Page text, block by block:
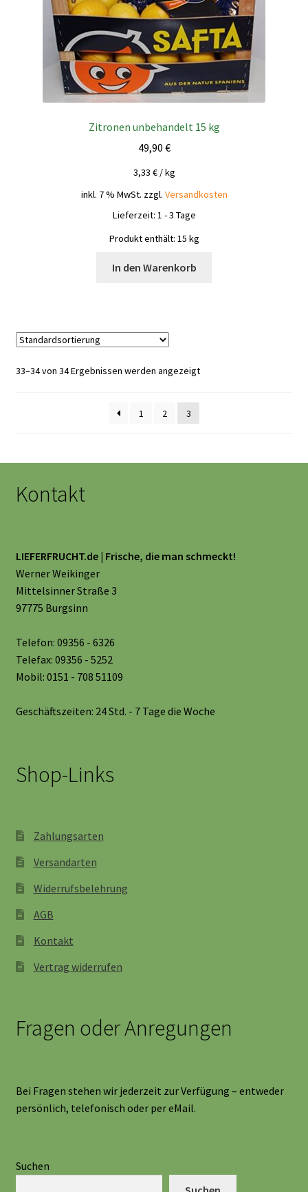
Zitronen unbehandelt 15 kg
49,90 €
3,33 €/kg
inkl. 7 % MwSt. zzgl. Versandkosten
Lieferzeit: 1 - 3 Tage
Produkt enthält: 15 kg
In den Warenkorb
33–34 von 34 Ergebnissen werden angezeigt
1 2 3
Kontakt
LIEFERFRUCHT.de | Frische, die man schmeckt!
Werner Weikinger
Mittelsinner Straße 3
97775 Burgsinn
Telefon: 09356 - 6326
Telefax: 09356 - 5252
Mobil: 0151 - 708 51109
Geschäftszeiten: 24 Std. - 7 Tage die Woche
Shop-Links
Zahlungsarten
Versandarten
Widerrufsbelehrung
AGB
Kontakt
Vertrag widerrufen
Fragen oder Anregungen
Bei Fragen stehen wir jederzeit zur Verfügung – entweder
persönlich, telefonisch oder per eMail.
Suchen